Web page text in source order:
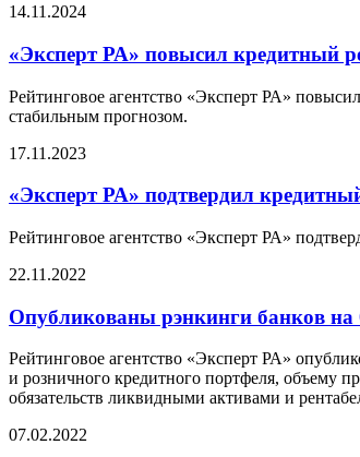
14.11.2024
«Эксперт РА» повысил кредитный
Рейтинговое агентство «Эксперт РА»
стабильным прогнозом.
17.11.2023
«Эксперт РА» подтвердил
Рейтинговое агентство «Эксперт РА»
22.11.2022
Опубликованы рэнкинги банков на
Рейтинговое агентство «Эксперт РА»
и розничного кредитного портфеля, объему
обязательств ликвидными активами и
07.02.2022